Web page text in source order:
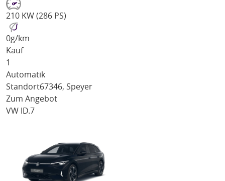
210 KW (286 PS)
0g/km
Kauf
1
Automatik
Standort67346, Speyer
Zum Angebot
VW ID.7